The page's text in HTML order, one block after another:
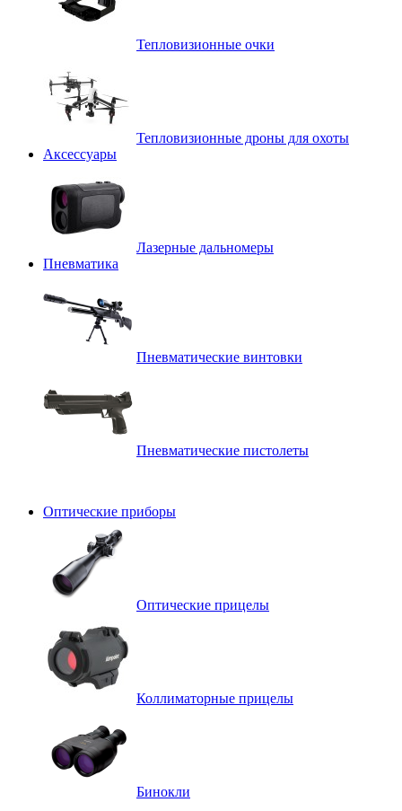
Тепловизионные очки
Тепловизионные дроны для охоты
Аксессуары
Лазерные дальномеры
Пневматика
Пневматические винтовки
Пневматические пистолеты
Оптические приборы
Оптические прицелы
Коллиматорные прицелы
Бинокли